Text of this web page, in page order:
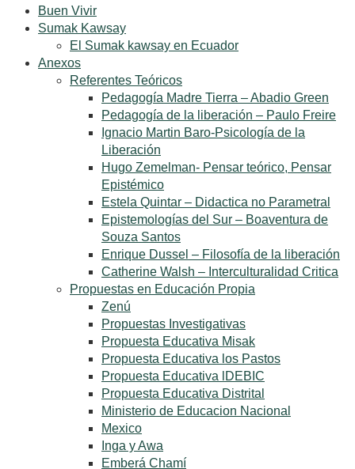
Buen Vivir
Sumak Kawsay
El Sumak kawsay en Ecuador
Anexos
Referentes Teóricos
Pedagogía Madre Tierra – Abadio Green
Pedagogía de la liberación – Paulo Freire
Ignacio Martin Baro-Psicología de la
Liberación
Hugo Zemelman- Pensar teórico, Pensar
Epistémico
Estela Quintar – Didactica no Parametral
Epistemologías del Sur – Boaventura de
Souza Santos
Enrique Dussel – Filosofía de la liberación
Catherine Walsh – Interculturalidad Critica
Propuestas en Educación Propia
Zenú
Propuestas Investigativas
Propuesta Educativa Misak
Propuesta Educativa los Pastos
Propuesta Educativa lDEBIC
Propuesta Educativa Distrital
Ministerio de Educacion Nacional
Mexico
Inga y Awa
Emberá Chamí